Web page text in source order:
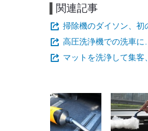
関連記事
掃除機のダイソン、
高圧洗浄機での洗車に
マットを洗浄して集